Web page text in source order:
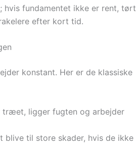
hvis fundamentet ikke er rent, tørt
efter kort tid.
konstant. Her er de klassiske
træet, ligger fugten og arbejder
blive til store skader, hvis de ikke